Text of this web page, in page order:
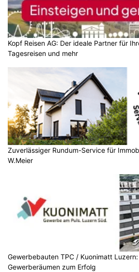
Kopf Reisen AG: Der ideale Partner für
Tagesreisen und mehr
Zuverlässiger Rundum-Service für
W.Meier
Gewerbebauten TPC / Kuonimatt
Gewerberäumen zum Erfolg